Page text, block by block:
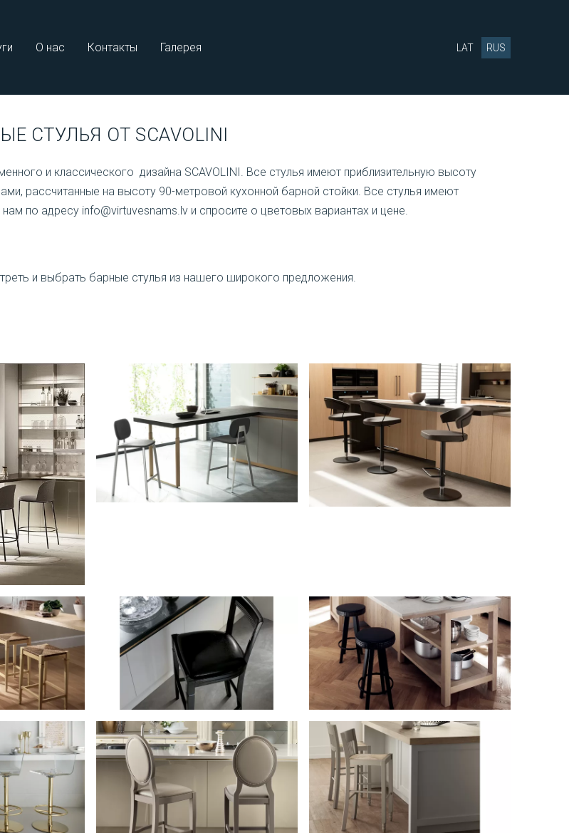
О нас Контакты Галерея LAT RUS
СТУЛЬЯ ОТ SCAVOLINI
и классического дизайна SCAVOLINI. Все стулья имеют приблизительную высоту
рассчитанные на высоту 90-метровой кухонной барной стойки. Все стулья имеют
нам по адресу info@virtuvesnams.lv и спросите о цветовых вариантах и цене.
и выбрать барные стулья из нашего широкого предложения.